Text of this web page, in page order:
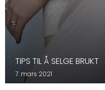
TIPS TIL Å SELGE BRUKT
7. mars 2021